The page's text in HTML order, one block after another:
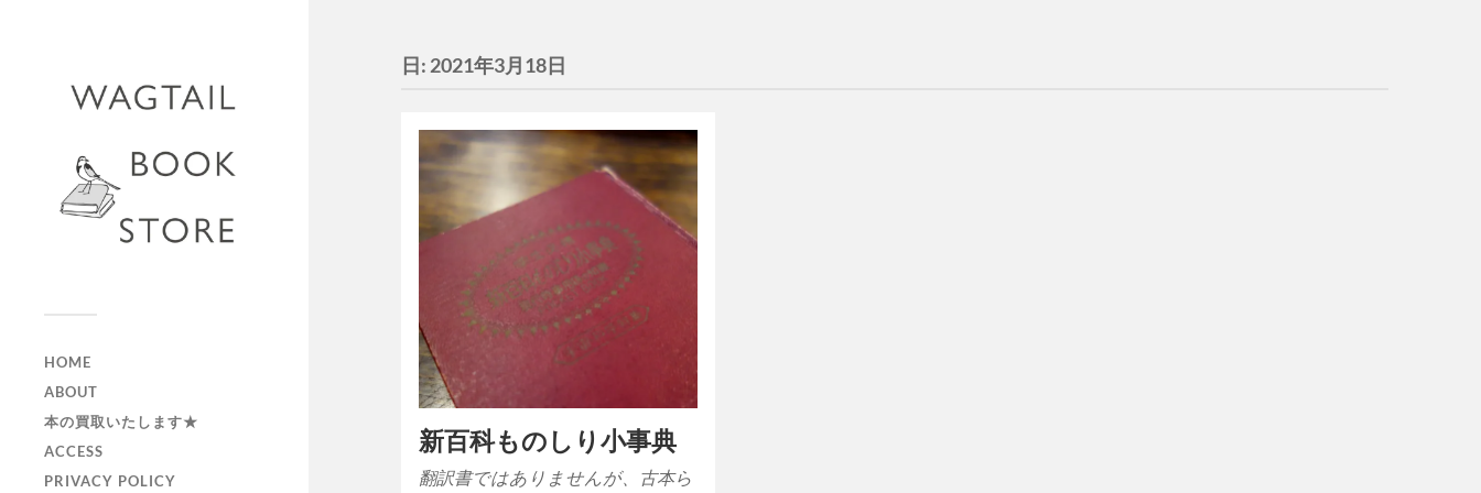
HOME
ABOUT
本の買取いたします★
ACCESS
PRIVACY POLICY
日: 2021年3月18日
新百科ものしり小事典
翻訳書ではありませんが、古本ら